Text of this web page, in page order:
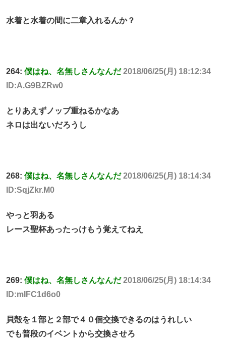
水着と水着の間に二章入れるんか？
264: 僕はね、名無しさんなんだ 2018/06/25(月) 18:12:34
ID:A.G9BZRw0
とりあえずノッブ重ねるかなあ
ネロは出ないだろうし
268: 僕はね、名無しさんなんだ 2018/06/25(月) 18:14:34
ID:SqjZkr.M0
やっと羽ある
レース聖杯あったっけもう覚えてねえ
269: 僕はね、名無しさんなんだ 2018/06/25(月) 18:14:34
ID:mIFC1d6o0
貝殻を１部と２部で４０個交換できるのはうれしい
でも普段のイベントから交換させろ